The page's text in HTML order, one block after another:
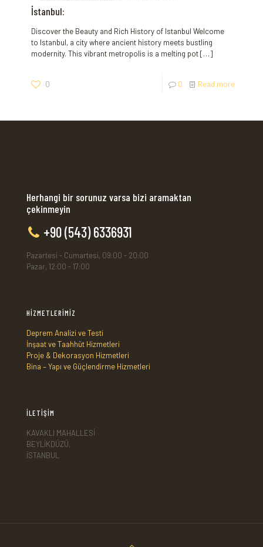
İstanbul:
Discover the Beauty and Rich History of Istanbul Welcome
to Istanbul, a city where ancient history meets bustling
modernity. This vibrant metropolis is a melting pot[…]
0 0 Read more
Herhangi bir sorunuz varsa bizi aramaktan
çekinmeyin
+90 (543) 6336931
Pazartesi - Cumartesi, 09:00 - 20:00
Pazar, 12:00 - 17:00
HİZMETLERİMİZ
Deprem Analizi ve Testi
İnşaat ve Taahhüt Hizmetleri
Proje & Dekorasyon Hizmetleri
Bina – Yapı ve Güçlendirme Hizmetleri
İLETİŞİM
KAVAKLI MAHALLESİ
BEYLİKDÜZÜ,
İSTANBUL